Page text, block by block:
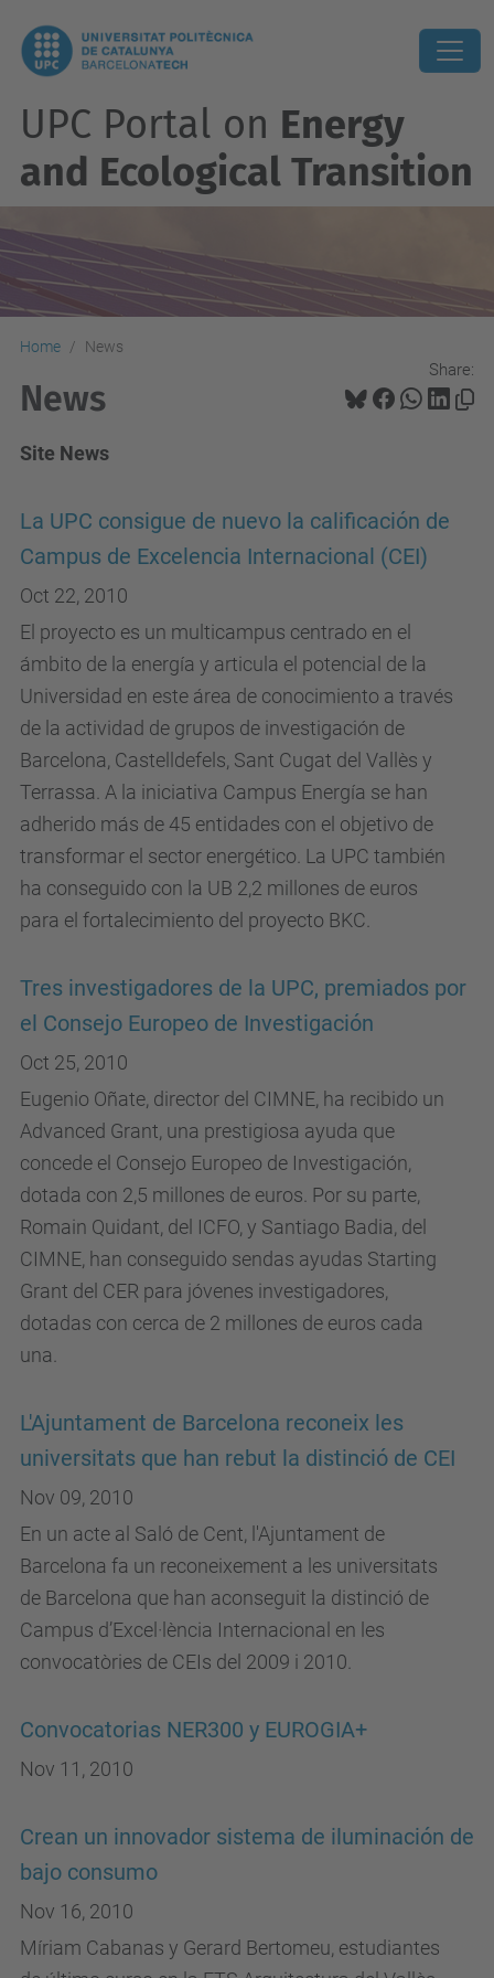
UPC Portal on Energy
and Ecological Transition
Home News
Share:
News
Site News
La UPC consigue de nuevo la calificación de
Campus de Excelencia Internacional (CEI)
Oct 22, 2010
El proyecto es un multicampus centrado en el
ámbito de la energía y articula el potencial de la
Universidad en este área de conocimiento a través
de la actividad de grupos de investigación de
Barcelona, Castelldefels, Sant Cugat del Vallès y
Terrassa. A la iniciativa Campus Energía se han
adherido más de 45 entidades con el objetivo de
transformar el sector energético. La UPC también
ha conseguido con la UB 2,2 millones de euros
para el fortalecimiento del proyecto BKC.
Tres investigadores de la UPC, premiados por
el Consejo Europeo de Investigación
Oct 25, 2010
Eugenio Oñate, director del CIMNE, ha recibido un
Advanced Grant, una prestigiosa ayuda que
concede el Consejo Europeo de Investigación,
dotada con 2,5 millones de euros. Por su parte,
Romain Quidant, del ICFO, y Santiago Badia, del
CIMNE, han conseguido sendas ayudas Starting
Grant del CER para jóvenes investigadores,
dotadas con cerca de 2 millones de euros cada
una.
L'Ajuntament de Barcelona reconeix les
universitats que han rebut la distinció de CEI
Nov 09, 2010
En un acte al Saló de Cent, l'Ajuntament de
Barcelona fa un reconeixement a les universitats
de Barcelona que han aconseguit la distinció de
Campus d’Excel·lència Internacional en les
convocatòries de CEIs del 2009 i 2010.
Convocatorias NER300 y EUROGIA+
Nov 11, 2010
Crean un innovador sistema de iluminación de
bajo consumo
Nov 16, 2010
Míriam Cabanas y Gerard Bertomeu, estudiantes